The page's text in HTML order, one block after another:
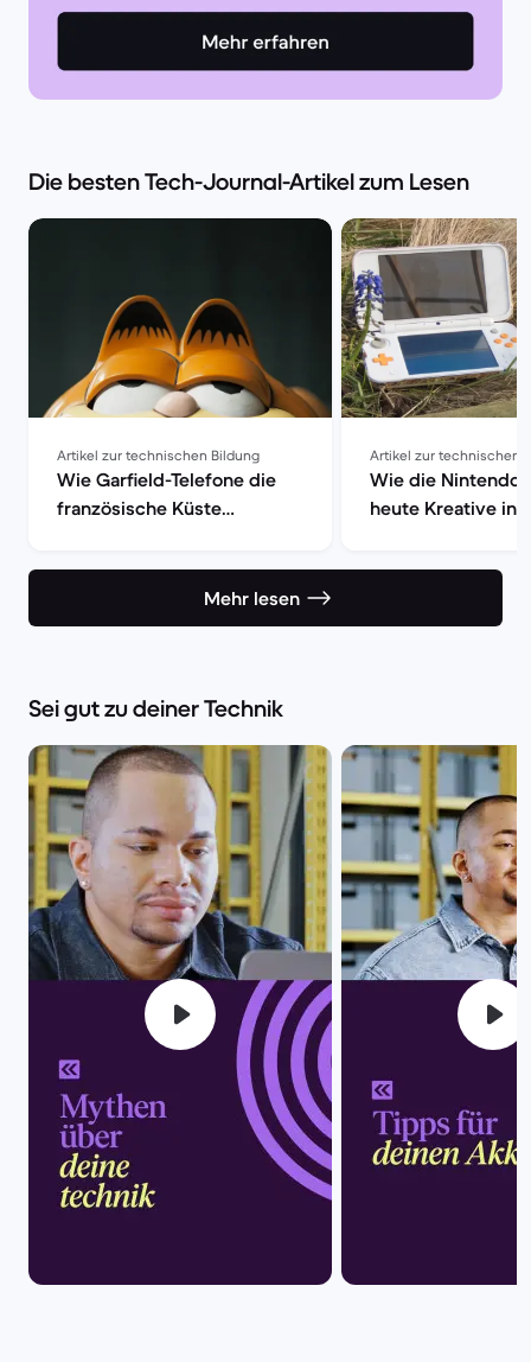
Die besten Tech-Journal-Artikel zum Lesen
Artikel zur technischen Bildung
Wie Garfield-Telefone die
französische Küste
Artikel zur technischen
Wie die Nintendo
heute Kreative
Mehr lesen
Sei gut zu deiner Technik